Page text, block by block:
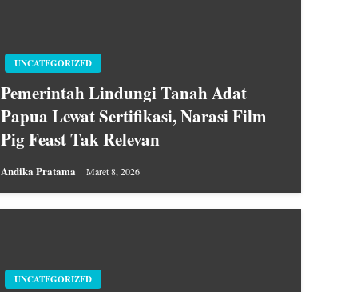
UNCATEGORIZED
Pemerintah Lindungi Tanah Adat
Papua Lewat Sertifikasi, Narasi Film
Pig Feast Tak Relevan
Andika Pratama Maret 8, 2026
UNCATEGORIZED